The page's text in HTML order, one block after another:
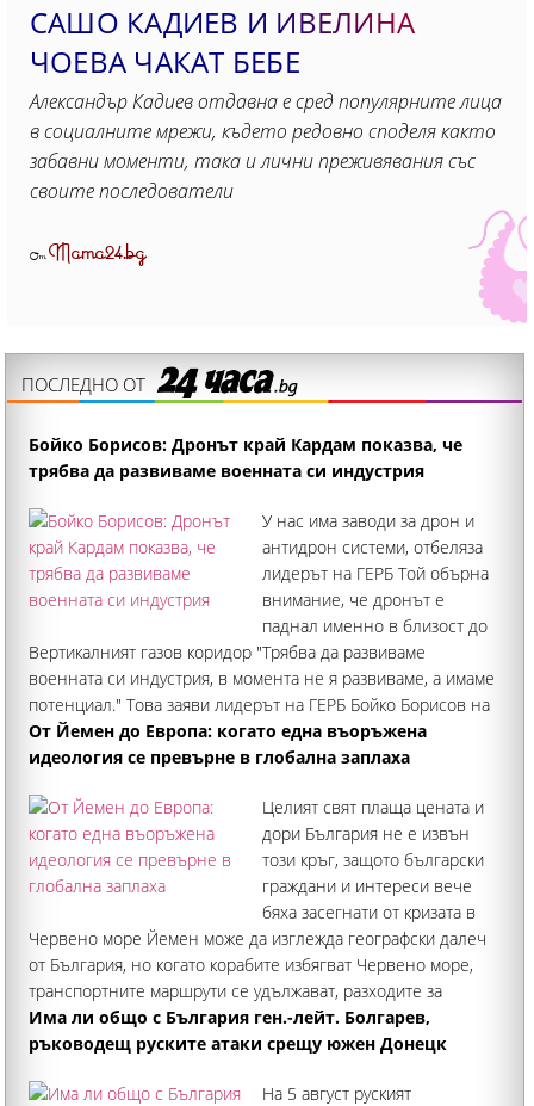
САШО КАДИЕВ И ИВЕЛИНА
ЧОЕВА ЧАКАТ БЕБЕ
Александър Кадиев отдавна е сред популярните лица
в социалните мрежи, където редовно споделя както
забавни моменти, така и лични преживявания със
своите последователи
ОтMama24.bg
ПОСЛЕДНО ОТ
Бойко Борисов: Дронът край Кардам показва, че
трябва да развиваме военната си индустрия
У нас има заводи за дрон и
антидрон системи, отбеляза
лидерът на ГЕРБ Той обърна
внимание, че дронът е
паднал именно в близост до
Вертикалният газов коридор "Трябва да развиваме
военната си индустрия, в момента не я развиваме, а имаме
потенциал." Това заяви лидерът на ГЕРБ Бойко Борисов на
брифинг в Търговище във връзка с инцидента с падналия
От Йемен до Европа: когато една въоръжена
идеология се превърне в глобална заплаха
Целият свят плаща цената и
дори България не е извън
този кръг, защото български
граждани и интереси вече
бяха засегнати от кризата в
Червено море Йемен може да изглежда географски далеч
от България, но когато корабите избягват Червено море,
транспортните маршрути се удължават, разходите за
превоз, застраховане и логистика нарастват
Има ли общо с България ген.-лейт. Болгарев,
ръководещ руските атаки срещу южен Донецк
На 5 август руският